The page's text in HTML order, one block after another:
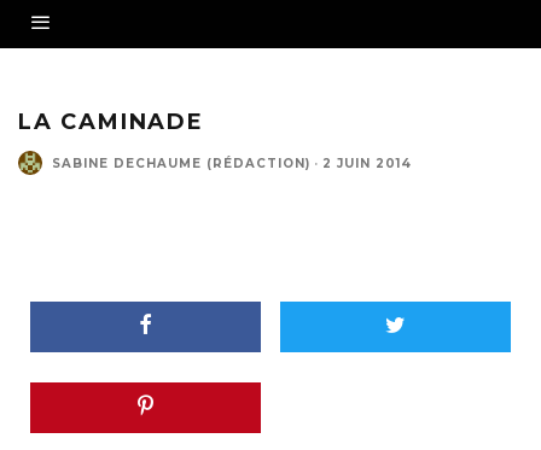
LA CAMINADE
SABINE DECHAUME (RÉDACTION) · 2 JUIN 2014